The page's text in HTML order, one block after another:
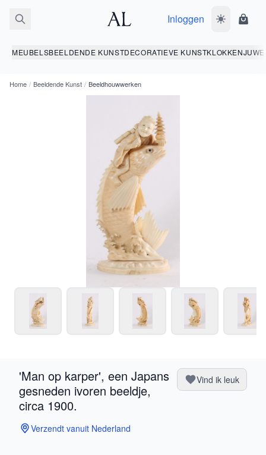
Inloggen Wissel
MEUBELSBEELDENDE KUNSTDECORATIEVE KUNSTKLOKKEN
Home / Beeldende Kunst / Beeldhouwwerken
'Man op karper', een Japans
gesneden ivoren beeldje,
circa 1900.
Vind ik leuk
Verzendt vanuit Nederland